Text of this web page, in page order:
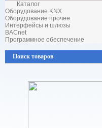
Каталог
Оборудование KNX
Оборудование прочее
Интерфейсы и шлюзы
BACnet
Программное обеспечение
Поиск товаров